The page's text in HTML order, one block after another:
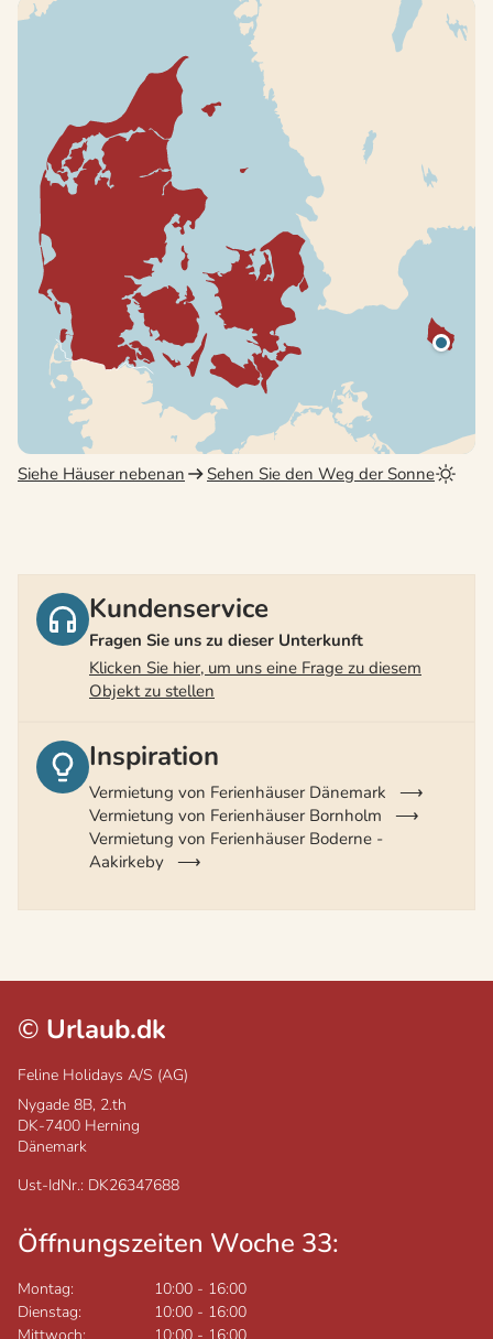
Siehe Häuser nebenan Sehen Sie den Weg der Sonne
Kundenservice
Fragen Sie uns zu dieser Unterkunft
Klicken Sie hier, um uns eine Frage zu diesem
Objekt zu stellen
Inspiration
Vermietung von Ferienhäuser Dänemark
Vermietung von Ferienhäuser Bornholm
Vermietung von Ferienhäuser Boderne -
Aakirkeby
© Urlaub.dk
Feline Holidays A/S (AG)
Nygade 8B, 2.th
DK-7400 Herning
Dänemark
Ust-IdNr.: DK26347688
Öffnungszeiten Woche 33:
Montag: 10:00 - 16:00
Dienstag:
10:00 - 16:00
Mittwoch:
10:00 - 16:00